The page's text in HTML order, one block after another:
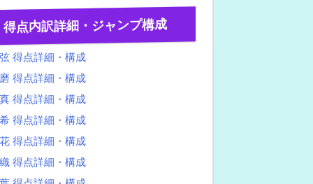
得点内訳詳細・ジャンプ構成
得点詳細・構成
得点詳細・構成
得点詳細・構成
得点詳細・構成
得点詳細・構成
得点詳細・構成